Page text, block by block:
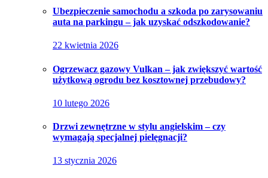
Ubezpieczenie samochodu a szkoda po zarysowaniu
auta na parkingu – jak uzyskać odszkodowanie?
22 kwietnia 2026
Ogrzewacz gazowy Vulkan – jak zwiększyć wartość
użytkową ogrodu bez kosztownej przebudowy?
10 lutego 2026
Drzwi zewnętrzne w stylu angielskim – czy
wymagają specjalnej pielęgnacji?
13 stycznia 2026